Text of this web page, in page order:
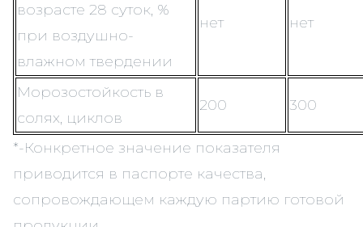
возрасте 28 суток, %
при воздушно-
влажном твердении
нет нет
Морозостойкость в
солях, циклов
200 300
*-Конкретное значение показателя
приводится в паспорте качества,
сопровождающем каждую партию готовой